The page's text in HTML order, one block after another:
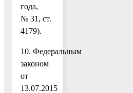
года,
№ 31, ст.
4179).
10. Федеральным
законом
от
13.07.2015